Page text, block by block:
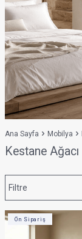
Ana Sayfa Mobilya
Kestane Ağacı
Filtre
Ön Sipariş